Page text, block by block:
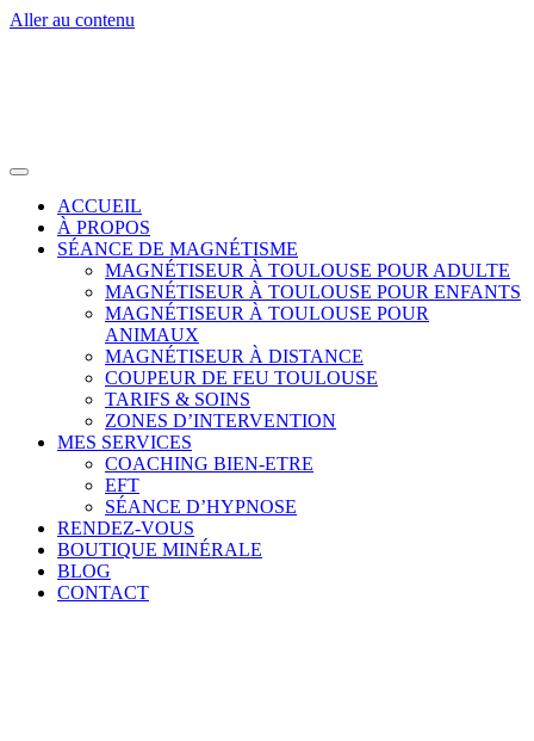
Aller au contenu
ACCUEIL
À PROPOS
SÉANCE DE MAGNÉTISME
MAGNÉTISEUR À TOULOUSE POUR ADULTE
MAGNÉTISEUR À TOULOUSE POUR ENFANTS
MAGNÉTISEUR À TOULOUSE POUR
ANIMAUX
MAGNÉTISEUR À DISTANCE
COUPEUR DE FEU TOULOUSE
TARIFS & SOINS
ZONES D’INTERVENTION
MES SERVICES
COACHING BIEN-ETRE
EFT
SÉANCE D’HYPNOSE
RENDEZ-VOUS
BOUTIQUE MINÉRALE
BLOG
CONTACT